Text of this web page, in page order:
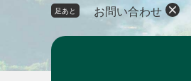
へ
足あと お問い合わせ